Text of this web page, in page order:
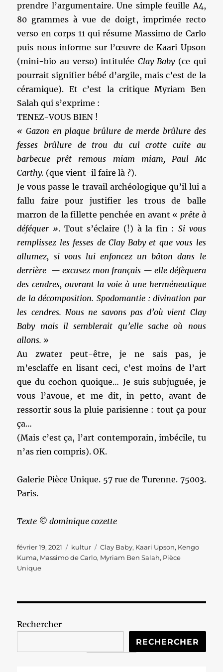
prendre l’argumentaire. Une simple feuille A4,
80 grammes à vue de doigt, imprimée recto
verso en corps 11 qui résume Massimo de Carlo
puis nous informe sur l’œuvre de Kaari Upson
(mini-bio au verso) intitulée Clay Baby(ce qui
pourrait signifier bébé d’argile, mais c’est de la
céramique). Et c’est la critique Myriam Ben
Salah qui s’exprime :
TENEZ-VOUS BIEN !
« Gazon en plaque brûlure de merde brûlure des
fesses brûlure de trou du cul crotte cuite au
barbecue prêt remous miam miam, Paul Mc
Carthy. (que vient-il faire là ?).
Je vous passe le travail archéologique qu’il lui a
fallu faire pour justifier les trous de balle
marron de la fillette penchée en avant « prête à
déféquer ». Tout s’éclaire (!) à la fin : Si vous
remplissez les fesses de Clay Baby et que vous les
allumez, si vous lui enfoncez un bâton dans le
derrière — excusez mon français — elle défèquera
des cendres, ouvrant la voie à une herméneutique
de la décomposition. Spodomantie : divination par
les cendres. Nous ne savons pas d’où vient Clay
Baby mais il semblerait qu’elle sache où nous
allons. »
Au zwater peut-être, je ne sais pas, je
m’esclaffe en lisant ceci, c’est moins de l’art
que du cochon quoique… Je suis subjuguée, je
vous l’avoue, et me dit, in petto, avant de
ressortir sous la pluie parisienne : tout ça pour
ça…
(Mais c’est ça, l’art contemporain, imbécile, tu
n’as rien compris). OK.
Galerie Pièce Unique. 57 rue de Turenne. 75003.
Paris.
Texte © dominique cozette
Publié
le
février 19, 2021 Catégories
kultur Étiquettes
Clay Baby, Kaari Upson, Kengo
Kuma, Massimo de Carlo, Myriam Ben Salah, Pièce
Unique
Rechercher
RECHERCHER